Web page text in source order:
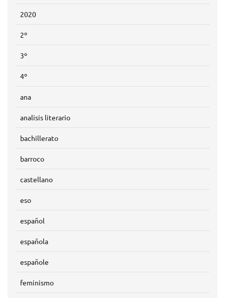
2020
2º
3º
4º
ana
analisis literario
bachillerato
barroco
castellano
eso
español
española
españole
feminismo